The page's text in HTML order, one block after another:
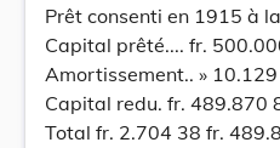
Prêt consenti en 1915 à
Capital prêté.... fr.
Amortissement.. »
Capital redu. fr. 489.870
Total fr. 2.704 38 fr.